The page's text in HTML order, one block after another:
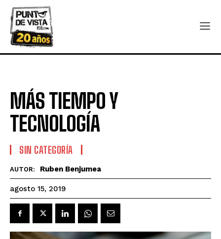
MÁS TIEMPO Y
TECNOLOGÍA
SIN CATEGORÍA
AUTOR: Ruben Benjumea
agosto 15, 2019